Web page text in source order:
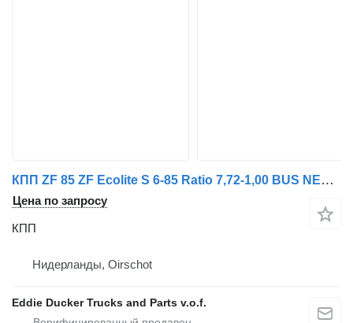
КПП ZF 85 ZF Ecolite S 6-85 Ratio 7,72-1,00 BUS NEW для автобуса DAF
Цена по запросу
КПП
Нидерланды, Oirschot
Eddie Ducker Trucks and Parts v.o.f.